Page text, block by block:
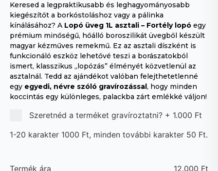
Keresed a legpraktikusabb és leghagyományosabb
kiegészítőt a borkóstoláshoz vagy a pálinka
kínálásához? A Lopó üveg 1L asztali – Fortély lopó egy
prémium minőségű, hőálló boroszilikát üvegből készült
magyar kézműves remekmű. Ez az asztali díszként is
funkcionáló eszköz lehetővé teszi a borászatokból
ismert, klasszikus „lopózás” élményét közvetlenül az
asztalnál. Tedd az ajándékot valóban felejthetetlenné
egy egyedi, névre szóló gravírozással , hogy minden
koccintás egy különleges, palackba zárt emlékké váljon!
Szeretnéd a terméket gravíroztatni? + 1.000 Ft
1-20 karakter 1000 Ft, minden további karakter 50 Ft.
Termék ára 12.000 Ft